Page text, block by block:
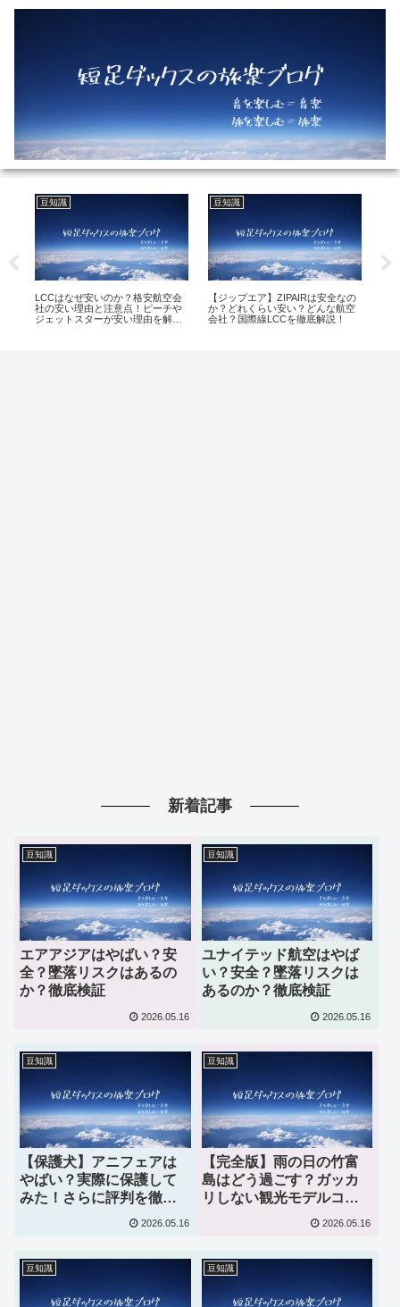
豆知識
LCCはなぜ安いのか？格安航空会
社の安い理由と注意点！ピーチや
ジェットスターが安い理由を解
豆知識
【ジップエア】ZIPAIRは安全なの
か？どれくらい安い？どんな航空
会社？国際線LCCを徹底解説！
新着記事
豆知識
エアアジアはやばい？安
全？墜落リスクはあるの
か？徹底検証
2026.05.16
豆知識
ユナイテッド航空はやば
い？安全？墜落リスクは
あるのか？徹底検証
2026.05.16
豆知識
【保護犬】アニフェアは
やばい？実際に保護して
みた！さらに評判を徹底
2026.05.16
豆知識
【完全版】雨の日の竹富
島はどう過ごす？ガッカ
リしない観光モデルコー
スとおすすめ屋内スポッ
2026.05.16
豆知識 豆知識